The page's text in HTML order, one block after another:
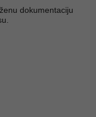
dokumentaciju